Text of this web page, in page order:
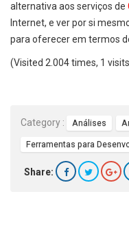
alternativa aos serviços de
Internet, e ver por si
para oferecer em termos
(Visited 2.004 times, 1
Category : Análises
Ferramentas para
Share: